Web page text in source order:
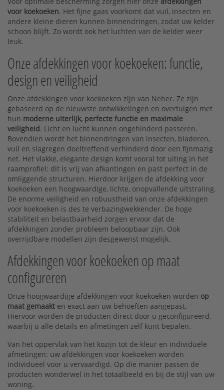
voor koekoeken. Het fijne gaas voorkomt dat vuil, insecten en
andere kleine dieren kunnen binnendringen, zodat uw kelder
schoon blijft. Zo wordt ook het luchten van de kelder weer
leuk.
Onze afdekkingen voor koekoeken: functie,
design en veiligheid
Onze afdekkingen voor koekoeken zijn van Neher. Ze zijn
gebaseerd op de nieuwste ontwikkelingen en overtuigen met
hun moderne uiterlijk, perfecte functie en maximale
veiligheid. Licht en lucht kunnen ongehinderd passeren.
Bovendien wordt het binnendringen van insecten, bladeren,
vuil en slagregen doeltreffend verhinderd door een fijnmazig
net. Het vlakke, elegante design komt vooral tot uiting in het
raamprofiel: dit is vrij van afkantingen en past perfect in de
omliggende structuren. Hierdoor krijgen de afdekking voor
koekoeken een hoogwaardige, lichte, onopvallende uitstraling.
De enorme veiligheid en robuustheid van onze afdekkingen
voor koekoeken is des te verbazingwekkender. De hoge
stabiliteit en belastbaarheid zorgen ervoor dat de
afdekkingen zonder probleem beloopbaar zijn. Ook
overrijdbare modellen zijn desgewenst mogelijk.
Afdekkingen voor koekoeken op maat
configureren
Onze hoogwaardige afdekkingen voor koekoeken worden op
maat gemaakt en exact aan uw behoeften aangepast.
Hiervoor worden de producten direct door u geconfigureerd,
waarbij u alle details en afmetingen zelf kunt bepalen.
Van het oppervlak van het kozijn tot de kleur en individuele
afmetingen: uw afdekkingen voor koekoeken worden
individueel voor u vervaardigd. Op die manier passen de
producten wonderwel in het totaalbeeld en bij de stijl van uw
woning.